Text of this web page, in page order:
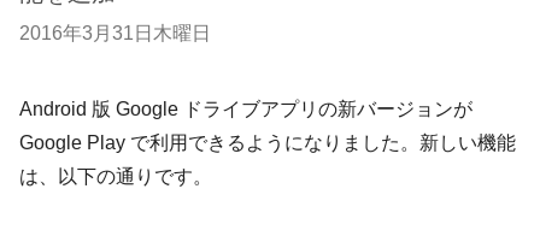
2016年3月31日木曜日
Android 版 Google ドライブアプリの新バージョンが
Google Play で利用できるようになりました。新しい機能
は、以下の通りです。